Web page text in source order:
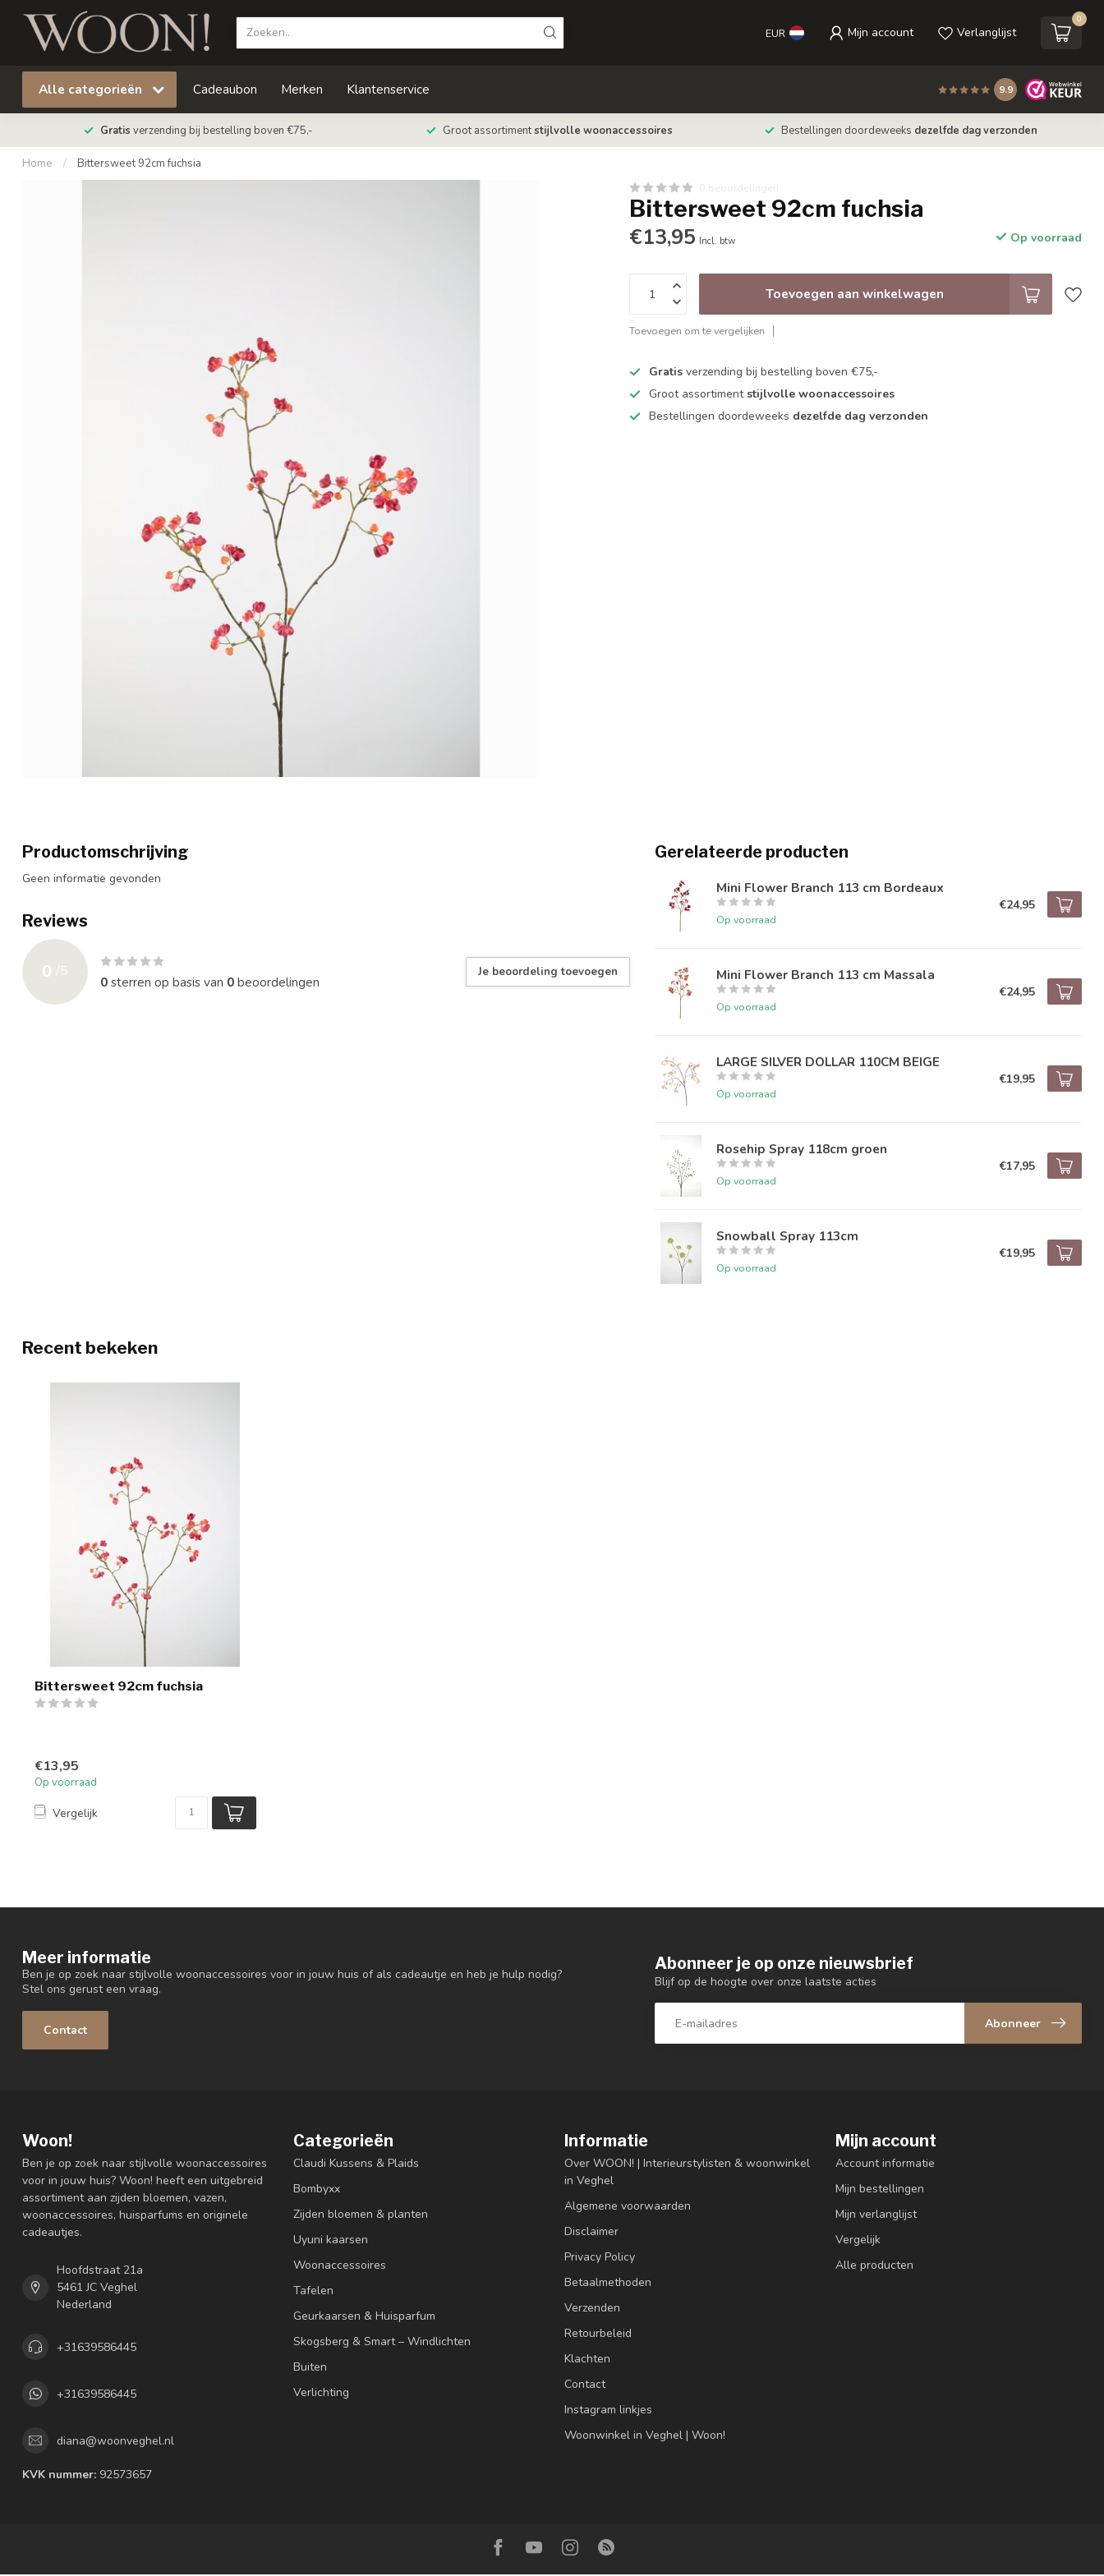
EUR Mijn account Verlanglijst
0
Alle categorieën Cadeaubon Merken Klantenservice 9.9
Gratis verzending bij bestelling boven €75,- Groot assortimentstijlvolle woonaccessoires Bestellingen doordeweeks dezelfde dag verzonden
Home / Bittersweet 92cm fuchsia
0 beoordelingen
Bittersweet 92cm fuchsia
€13,95 Incl. btw Op voorraad
Toevoegen aan winkelwagen
Toevoegen om te vergelijken
Gratis verzending bij bestelling boven €75,-
Groot assortiment stijlvolle woonaccessoires
Bestellingen doordeweeks dezelfde dag verzonden
Productomschrijving
Geen informatie gevonden
Reviews
0 /5
0sterren op basis van 0beoordelingen
Je beoordeling toevoegen
Gerelateerde producten
Mini Flower Branch 113 cm Bordeaux
Op voorraad
€24,95
Mini Flower Branch 113 cm Massala
Op voorraad
€24,95
LARGE SILVER DOLLAR 110CM BEIGE
Op voorraad
€19,95
Rosehip Spray 118cm groen
Op voorraad
€17,95
Snowball Spray 113cm
Op voorraad
€19,95
Recent bekeken
Bittersweet 92cm fuchsia
€13,95
Op voorraad
Vergelijk
Meer informatie
Ben je op zoek naar stijlvolle woonaccessoires voor in jouw huis of als cadeautje en heb je hulp nodig?
Stel ons gerust een vraag.
Contact
Abonneer je op onze nieuwsbrief
Blijf op de hoogte over onze laatste acties
Abonneer
Woon!
Ben je op zoek naar stijlvolle woonaccessoires
voor in jouw huis? Woon! heeft een uitgebreid
assortiment aan zijden bloemen, vazen,
woonaccessoires, huisparfums en originele
cadeautjes.
Hoofdstraat 21a
5461 JC Veghel
Nederland
+31639586445
+31639586445
diana@woonveghel.nl
KVK nummer: 92573657
Categorieën
Claudi Kussens & Plaids
Bombyxx
Zijden bloemen & planten
Uyuni kaarsen
Woonaccessoires
Tafelen
Geurkaarsen & Huisparfum
Skogsberg & Smart – Windlichten
Buiten
Verlichting
Informatie
Over WOON! | Interieurstylisten & woonwinkel
in Veghel
Algemene voorwaarden
Disclaimer
Privacy Policy
Betaalmethoden
Verzenden
Retourbeleid
Klachten
Contact
Instagram linkjes
Woonwinkel in Veghel | Woon!
Mijn account
Account informatie
Mijn bestellingen
Mijn verlanglijst
Vergelijk
Alle producten